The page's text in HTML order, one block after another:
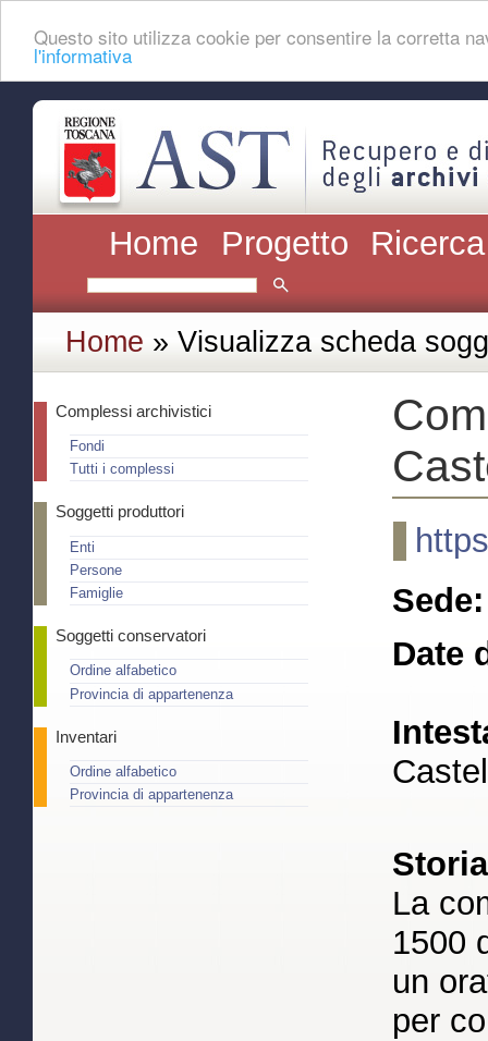
Questo sito utilizza cookie per consentire la corretta
l'informativa
Home Progetto
Home » Visualizza scheda
Complessi archivistici
Fondi
Tutti i complessi
Soggetti produttori
Enti
Persone
Famiglie
Soggetti conservatori
Ordine alfabetico
Provincia di appartenenza
Inventari
Ordine alfabetico
Provincia di appartenenza
Sede:
Date
La
1500
un
per